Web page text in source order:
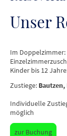
Unser
Im Doppelzimmer:
Kinder bis 12
Zustiege:
Individuelle
möglich
zur Buchung